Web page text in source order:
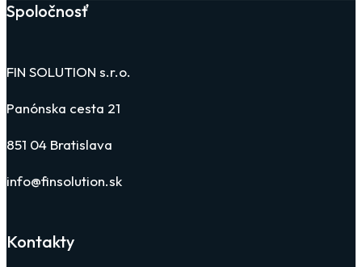
Spoločnosť
FIN SOLUTION s.r.o.
Panónska cesta 21
851 04 Bratislava
info@finsolution.sk
Kontakty